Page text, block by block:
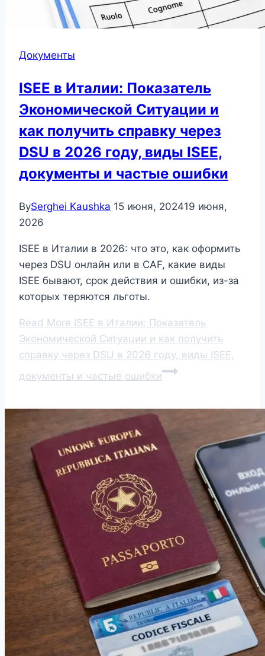
Документы
ISEE в Италии: Показатель
Экономической Ситуации и
как получить справку через
DSU в 2026 году, виды ISEE,
документы и частые ошибки
BySerghei Kaushka 15 июня, 202419 июня,
2026
ISEE в Италии в 2026: что это, как оформить
через DSU онлайн или в CAF, какие виды
ISEE бывают, срок действия и ошибки, из-за
которых теряются льготы.
Read More ISEE в Италии: Показатель
Экономической Ситуации и как получить
справку через DSU в 2026 году, виды ISEE,
документы и частые ошибки